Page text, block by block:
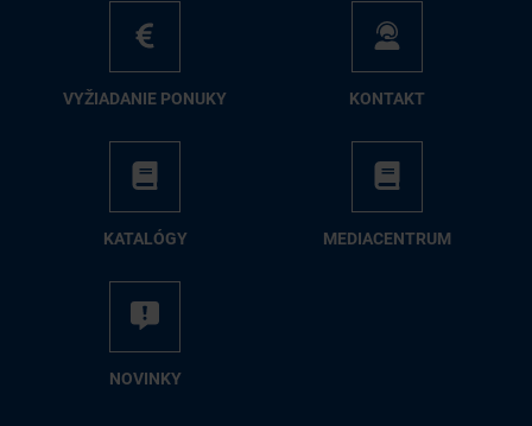
VY­ŽIA­DA­NIE PO­NU­KY KON­TAKT
KA­TA­LÓ­GY ME­DIA­CEN­TRUM
NO­VIN­KY